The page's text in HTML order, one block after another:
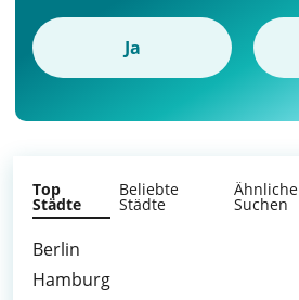
Ja
Top
Städte
Beliebte
Städte
Ähnliche
Suchen
Berlin
Hamburg